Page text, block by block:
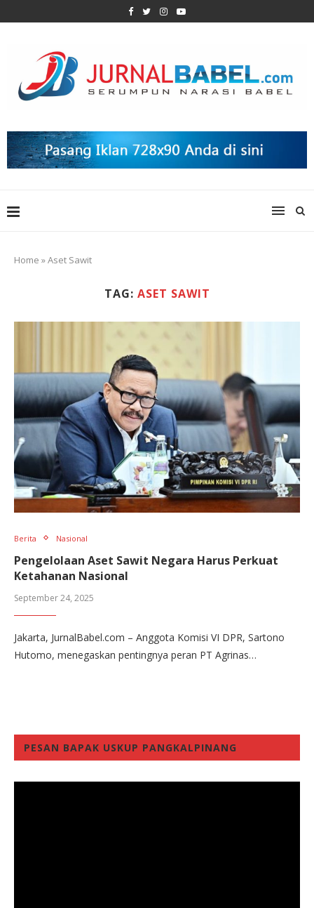
Home »Aset Sawit
TAG: ASET SAWIT
Berita Nasional
Pengelolaan Aset Sawit Negara Harus Perkuat
Ketahanan Nasional
September 24, 2025
Jakarta, JurnalBabel.com – Anggota Komisi VI DPR, Sartono
Hutomo, menegaskan pentingnya peran PT Agrinas…
PESAN BAPAK USKUP PANGKALPINANG